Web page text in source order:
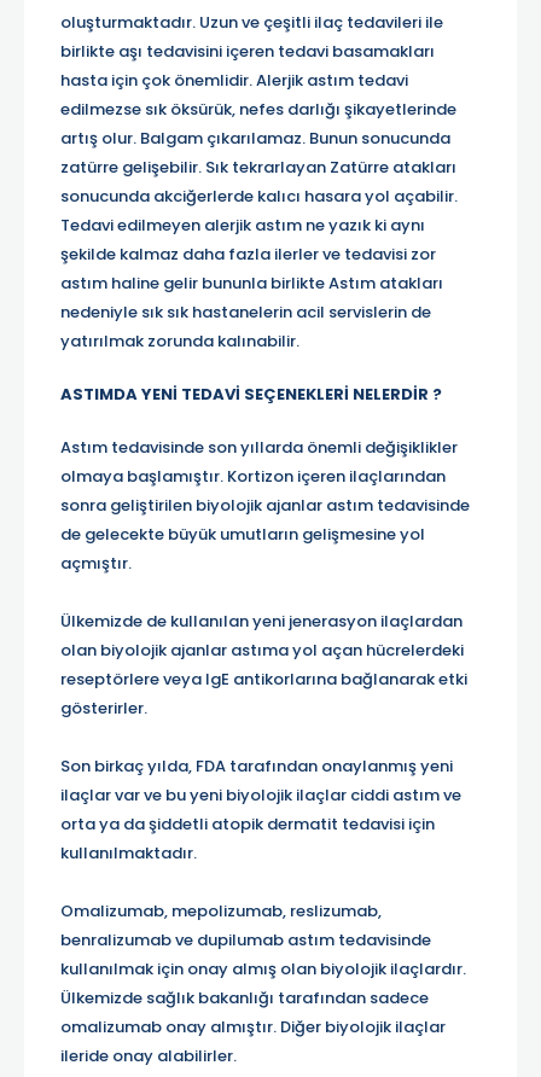
oluşturmaktadır. Uzun ve çeşitli ilaç tedavileri ile
birlikte aşı tedavisini içeren tedavi basamakları
hasta için çok önemlidir. Alerjik astım tedavi
edilmezse sık öksürük, nefes darlığı şikayetlerinde
artış olur. Balgam çıkarılamaz. Bunun sonucunda
zatürre gelişebilir. Sık tekrarlayan Zatürre atakları
sonucunda akciğerlerde kalıcı hasara yol açabilir.
Tedavi edilmeyen alerjik astım ne yazık ki aynı
şekilde kalmaz daha fazla ilerler ve tedavisi zor
astım haline gelir bununla birlikte Astım atakları
nedeniyle sık sık hastanelerin acil servislerin de
yatırılmak zorunda kalınabilir.
ASTIMDA YENİ TEDAVİ SEÇENEKLERİ NELERDİR ?
Astım tedavisinde son yıllarda önemli değişiklikler
olmaya başlamıştır. Kortizon içeren ilaçlarından
sonra geliştirilen biyolojik ajanlar astım tedavisinde
de gelecekte büyük umutların gelişmesine yol
açmıştır.
Ülkemizde de kullanılan yeni jenerasyon ilaçlardan
olan biyolojik ajanlar astıma yol açan hücrelerdeki
reseptörlere veya IgE antikorlarına bağlanarak etki
gösterirler.
Son birkaç yılda, FDA tarafından onaylanmış yeni
ilaçlar var ve bu yeni biyolojik ilaçlar ciddi astım ve
orta ya da şiddetli atopik dermatit tedavisi için
kullanılmaktadır.
Omalizumab, mepolizumab, reslizumab,
benralizumab ve dupilumab astım tedavisinde
kullanılmak için onay almış olan biyolojik ilaçlardır.
Ülkemizde sağlık bakanlığı tarafından sadece
omalizumab onay almıştır. Diğer biyolojik ilaçlar
ileride onay alabilirler.